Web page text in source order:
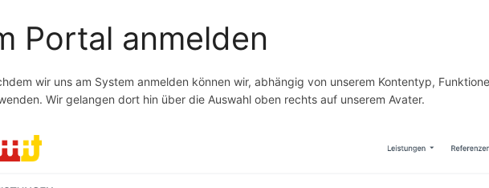
Portal anmelden
wir uns am System anmelden können wir, abhängig von unserem Kontentyp,
Wir gelangen dort hin über die Auswahl oben rechts auf unserem Avater.